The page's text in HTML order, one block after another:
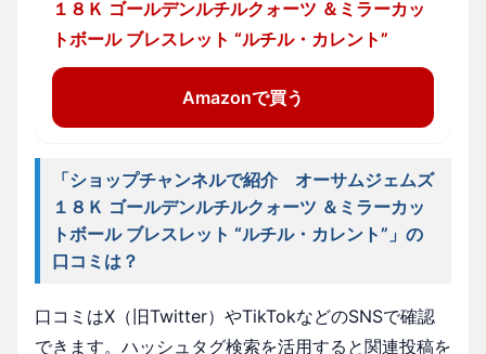
１８Ｋ ゴールデンルチルクォーツ ＆ミラーカッ
トボール ブレスレット “ルチル・カレント”
Amazonで買う
「ショップチャンネルで紹介 オーサムジェムズ
１８Ｋ ゴールデンルチルクォーツ ＆ミラーカッ
トボール ブレスレット “ルチル・カレント”」の
口コミは？
口コミはX（旧Twitter）やTikTokなどのSNSで確認
できます。ハッシュタグ検索を活用すると関連投稿を